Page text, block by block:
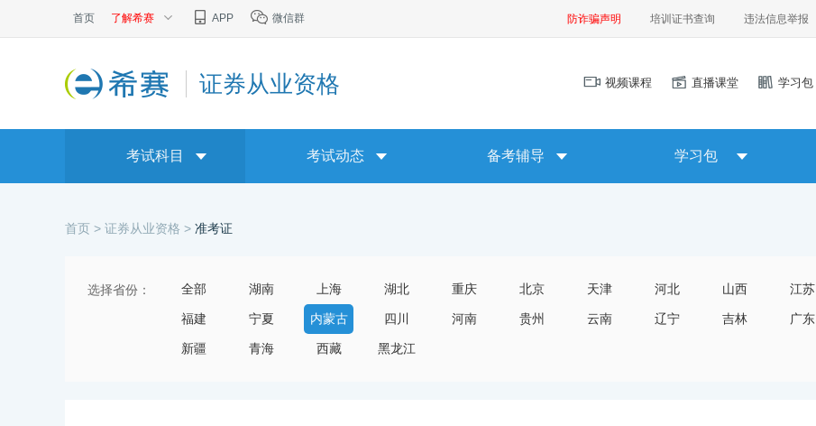
首页 了解希赛 APP 微信群 防诈骗声明 培训证书查询 违法信息举报
证券从业资格 视频课程 直播课堂 学习包
考试科目 考试动态 备考辅导 学习包
首页 > 证券从业资格 > 准考证
选择省份： 全部 湖南 上海 湖北 重庆 北京 天津 河北 山西 江苏
福建 宁夏 内蒙古 四川 河南 贵州 云南 辽宁 吉林 广东
新疆 青海 西藏 黑龙江